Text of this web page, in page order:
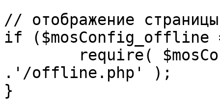
// отображение
if ($mosConfig_offline
.'/offline.php' );
}